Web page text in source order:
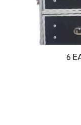
6